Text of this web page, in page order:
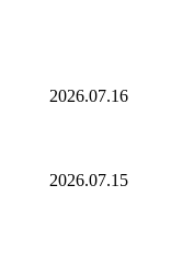
2026.07.16
2026.07.15